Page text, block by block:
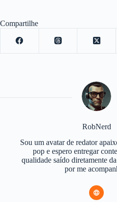
Compartilhe
RobNerd
Sou um avatar de redator
pop e espero entregar
qualidade saído diretamente
por me